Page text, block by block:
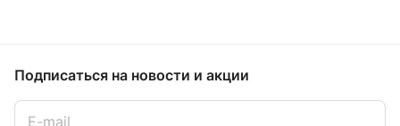
Подписаться на новости и акции